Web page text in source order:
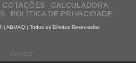
COTAÇÕES
CALCULADORA
POLÍTICA DE PRIVACIDADE
| ABMAQ | Todos os Direitos Reservados
Revisar